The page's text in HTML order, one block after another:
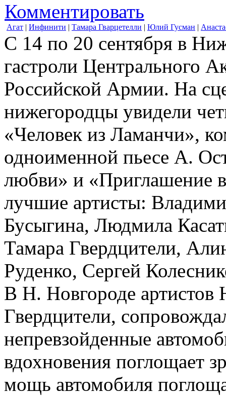
Комментировать
Агат | Инфинити | Тамара Гварцетелли | Юлий Гусман |
С 14 по 20 сентября в
гастроли Центрального
Российской Армии. На
нижегородцы увидели
«Человек из Ламанчи»,
одноименной пьесе А.
любви» и «Приглашение
лучшие артисты:
Бусыгина, Людмила
Тамара Гвердцители,
Руденко, Сергей
В Н. Новгороде
Гвердцители,
непревзойденные
вдохновения поглощает
мощь автомобиля